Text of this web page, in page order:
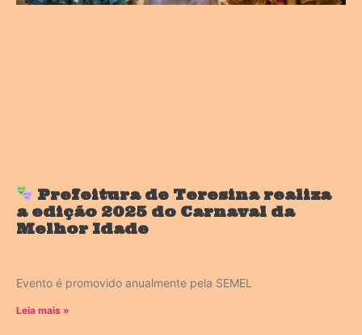
Prefeitura de Teresina realiza
a edição 2025 do Carnaval da
Melhor Idade
Evento é promovido anualmente pela SEMEL
Leia mais »